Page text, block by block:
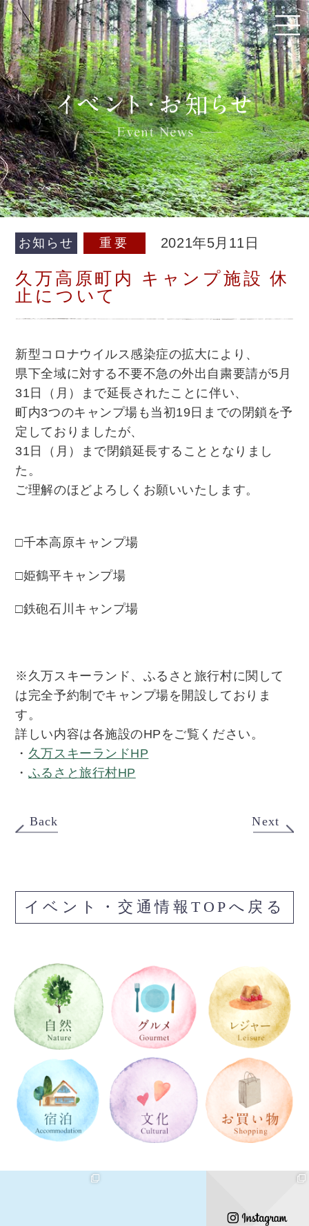
お知らせ 重要 2021年5月11日
久万高原町内 キャンプ施設 休
止について
新型コロナウイルス感染症の拡大により、
県下全域に対する不要不急の外出自粛要請が5月
31日（月）まで延長されたことに伴い、
町内3つのキャンプ場も当初19日までの閉鎖を予
定しておりましたが、
31日（月）まで閉鎖延長することとなりまし
た。
ご理解のほどよろしくお願いいたします。
□千本高原キャンプ場
□姫鶴平キャンプ場
□鉄砲石川キャンプ場
※久万スキーランド、ふるさと旅行村に関して
は完全予約制でキャンプ場を開設しておりま
す。
詳しい内容は各施設のHPをご覧ください。
・ 久万スキーランドHP
・ ふるさと旅行村HP
Back Next
イベント・交通情報TOPへ戻る